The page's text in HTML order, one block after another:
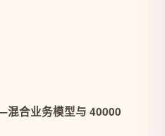
合业务模型与 40000